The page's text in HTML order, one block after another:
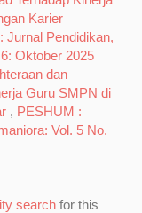
Karier
Jurnal Pendidikan,
Oktober 2025
dan
Guru SMPN di
, PESHUM :
Vol. 5 No.
search for this